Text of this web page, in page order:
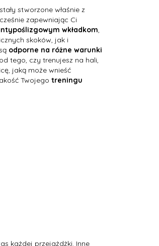
stworzone właśnie z
zapewniając Ci
wkładkom,
skoków, jak i
odporne na różne warunki
tego, czy trenujesz na hali,
jaką może wnieść
Twojego treningu
każdej przejażdżki. Inne